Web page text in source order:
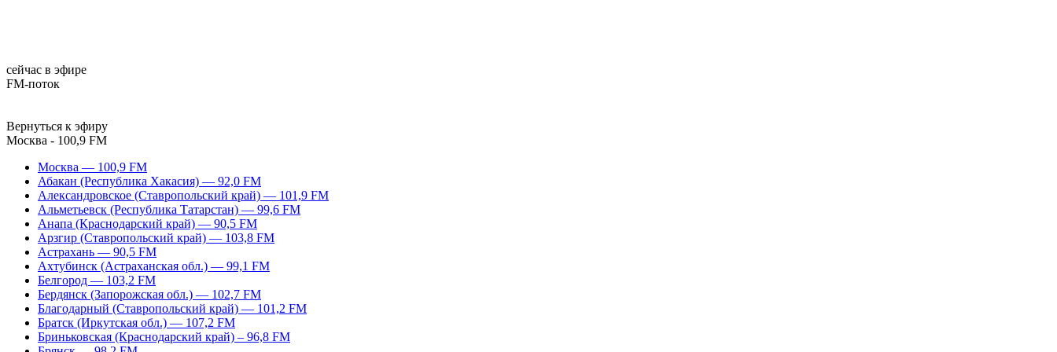
сейчас в эфире
FM-поток
Вернуться к эфиру
Москва - 100,9 FM
Москва — 100,9 FM
Абакан (Республика Хакасия) — 92,0 FM
Александровское (Ставропольский край) — 101,9 FM
Альметьевск (Республика Татарстан) — 99,6 FM
Анапа (Краснодарский край) — 90,5 FM
Арзгир (Ставропольский край) — 103,8 FM
Астрахань — 90,5 FM
Ахтубинск (Астраханская обл.) — 99,1 FM
Белгород — 103,2 FM
Бердянск (Запорожская обл.) — 102,7 FM
Благодарный (Ставропольский край) — 101,2 FM
Братск (Иркутская обл.) — 107,2 FM
Бриньковская (Краснодарский край) – 96,8 FM